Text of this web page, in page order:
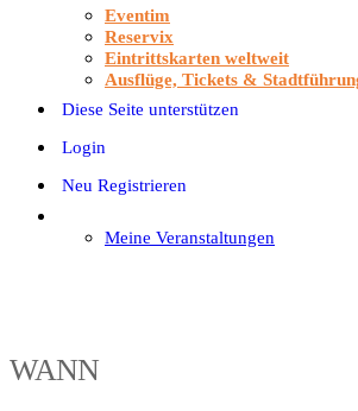
Eventim
Reservix
Eintrittskarten weltweit
Ausflüge, Tickets &
Diese Seite unterstützen
Login
Neu Registrieren
Meine Veranstaltungen
WANN